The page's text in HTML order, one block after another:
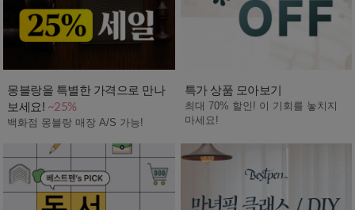
몽블랑을 특별한 가격으로 만나
보세요! ~25%
백화점 몽블랑 매장 A/S 가능!
특가 상품 모아보기
최대 70% 할인! 이 기회를 놓치지
마세요!